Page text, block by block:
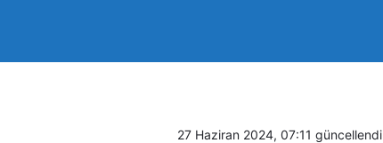
A Milli Takım’a
27 Haziran 2024, 07:11 güncellendi